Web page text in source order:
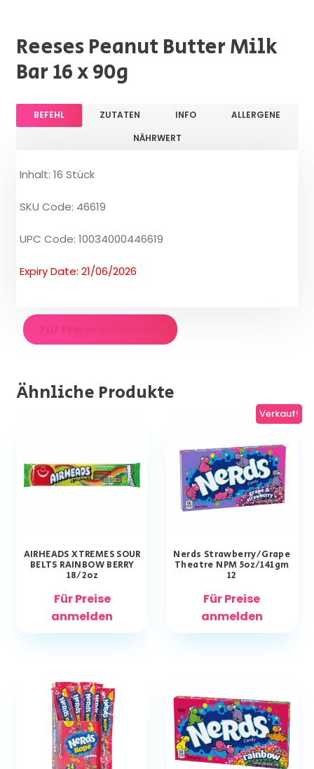
Reeses Peanut Butter Milk
Bar 16 x 90g
BEFEHL ZUTATEN INFO
ALLERGENE
NÄHRWERT
Inhalt: 16 Stück
SKU Code: 46619
UPC Code: 10034000446619
Expiry Date: 21/06/2026
Für Preise anmelden
Ähnliche Produkte
AIRHEADS XTREMES SOUR
BELTS RAINBOW BERRY
18/2oz
Für Preise
anmelden
Verkauf!
Nerds Strawberry/Grape
Theatre NPM 5oz/141gm
12
Für Preise
anmelden